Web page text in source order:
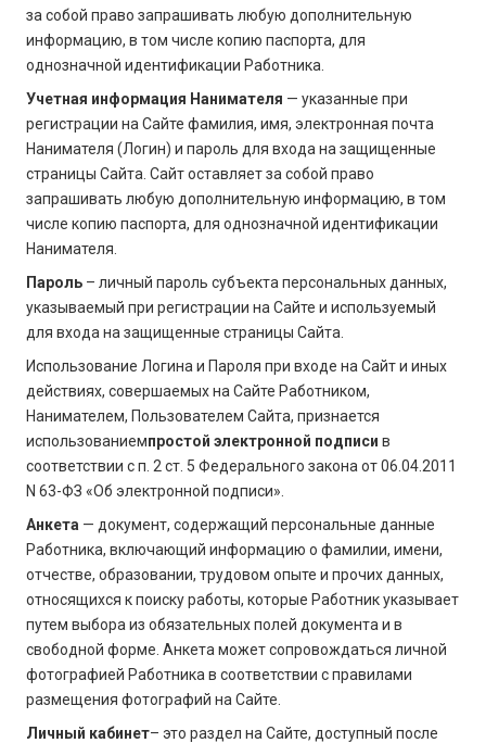
за собой право запрашивать любую дополнительную
информацию, в том числе копию паспорта, для
однозначной идентификации Работника.
Учетная информация Нанимателя — указанные при
регистрации на Сайте фамилия, имя, электронная почта
Нанимателя (Логин) и пароль для входа на защищенные
страницы Сайта. Сайт оставляет за собой право
запрашивать любую дополнительную информацию, в том
числе копию паспорта, для однозначной идентификации
Нанимателя.
Пароль – личный пароль субъекта персональных данных,
указываемый при регистрации на Сайте и используемый
для входа на защищенные страницы Сайта.
Использование Логина и Пароля при входе на Сайт и иных
действиях, совершаемых на Сайте Работником,
Нанимателем, Пользователем Сайта, признается
использованиемпростой электронной подписи в
соответствии с п. 2 ст. 5 Федерального закона от 06.04.2011
N 63-ФЗ «Об электронной подписи».
Анкета — документ, содержащий персональные данные
Работника, включающий информацию о фамилии, имени,
отчестве, образовании, трудовом опыте и прочих данных,
относящихся к поиску работы, которые Работник указывает
путем выбора из обязательных полей документа и в
свободной форме. Анкета может сопровождаться личной
фотографией Работника в соответствии с правилами
размещения фотографий на Сайте.
Личный кабинет– это раздел на Сайте, доступный после